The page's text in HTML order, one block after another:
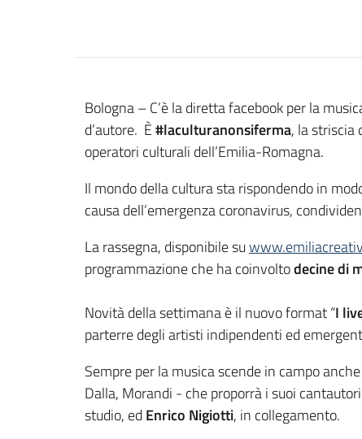
Contenuto
Bologna – C’è la diretta facebook per la
d’autore. È#laculturanonsiferma, la striscia
operatori culturali dell’Emilia-Romagna.
Il mondo della cultura sta rispondendo in
causa dell’emergenza coronavirus,
La rassegna, disponibile su
programmazione che ha coinvoltodecine di
Novità della settimana è il nuovo format “I
parterre degli artisti indipendenti ed
Sempre per la musica scende in campo
Dalla, Morandi - che proporrà i suoi
studio, ed Enrico Nigiotti, in collegamento.